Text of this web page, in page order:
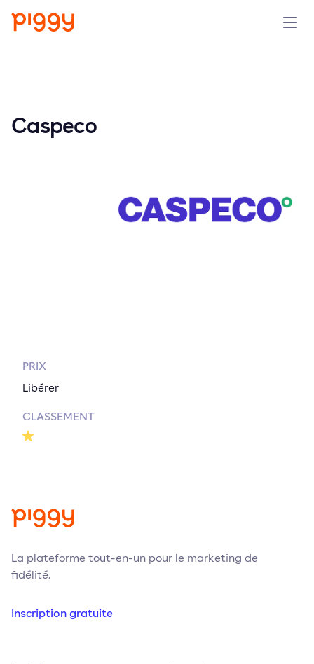
Caspeco
PRIX
Libérer
CLASSEMENT
La plateforme tout-en-un pour le marketing de
fidélité.
Inscription gratuite